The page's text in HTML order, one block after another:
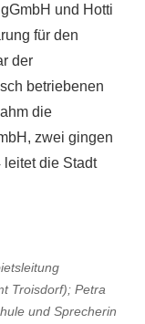
und Hotti
für den
der
betriebenen
die
zwei gingen
leitet die Stadt
Troisdorf); Petra
und Sprecherin